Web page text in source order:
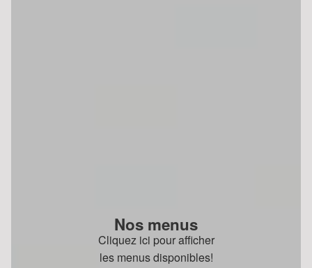
Nos menus
Cliquez ici pour afficher
les menus disponibles!